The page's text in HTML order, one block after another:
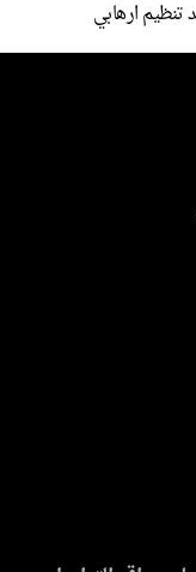
تنظيم ارهابي